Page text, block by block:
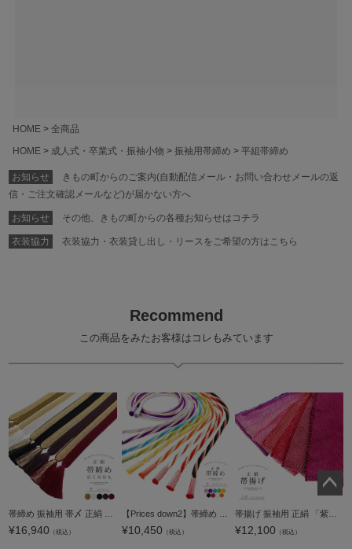
HOME
全商品
HOME
成人式・卒業式・振袖小物 振袖用帯締め 平組帯締め
お知らせ
きもの町からのご案内(自動配信メール・お問い合わせメールの返
信・ご注文確認メールなど)が届かない方へ
お知らせ その他、きもの町からの各種お知らせはコチラ
衣装協力 衣装協力・衣装貸し出し・リースをご希望の方はこちら
Recommend
この商品をみたお客様はコレもみています
¥16,940 （税込） ¥10,450 （税込）
帯揚げ 振袖用 正絹 「紫・ピンク・赤系 10色（シリーズ全19色）」 疋田 総絞り 古典 豪華 成人式 結婚式 振袖 正絹帯揚げ 疋田総絞り 振袖用帯揚げ 着物 振袖小物 【メール便対応可】
¥12,100 （税込）
ジト